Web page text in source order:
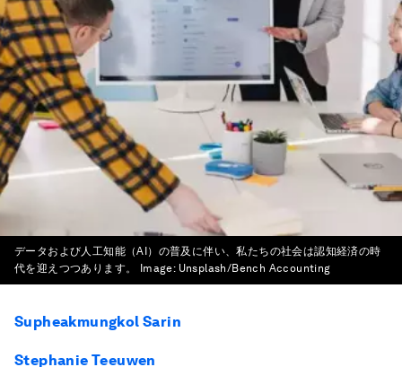
データおよび人工知能（AI）の普及に伴い、私たちの社会は認知経済の時
代を迎えつつあります。
Image: Unsplash/Bench Accounting
Supheakmungkol Sarin
Stephanie Teeuwen